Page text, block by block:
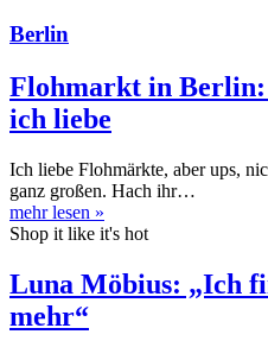
Berlin
Flohmarkt in Berlin:
ich liebe
Ich liebe Flohmärkte, aber ups,
ganz großen. Hach ihr…
mehr lesen »
Shop it like it's hot
Luna Möbius: „Ich
mehr“